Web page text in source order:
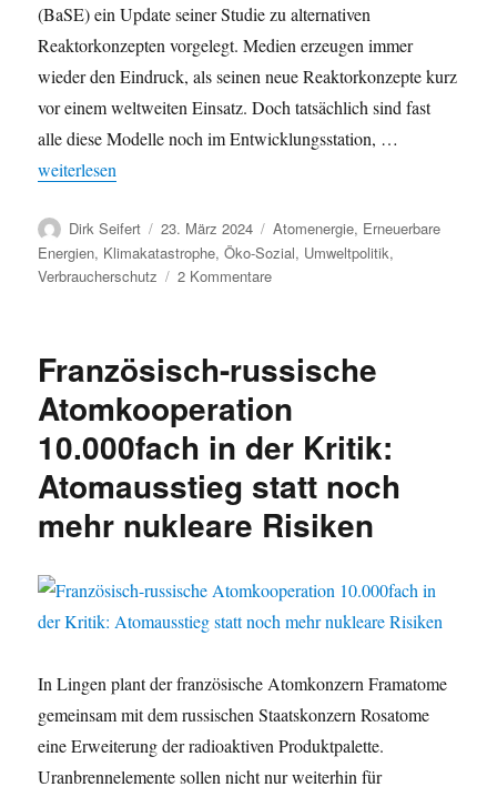
(BaSE) ein Update seiner Studie zu alternativen
Reaktorkonzepten vorgelegt. Medien erzeugen immer
wieder den Eindruck, als seinen neue Reaktorkonzepte kurz
vor einem weltweiten Einsatz. Doch tatsächlich sind fast
alle diese Modelle noch im Entwicklungsstation, …
„Atomenergie: Bundesamt legt Studie zu alternativen
weiterlesen
Autor
Dirk Seifert
Veröffentlicht
am
23. März 2024 Kategorien
Atomenergie, Erneuerbare
Energien, Klimakatastrophe,Öko-Sozial, Umweltpolitik,
Verbraucherschutz
2 Kommentarezu
Studie
alternativen
Reaktorkonzepten
vor
–
verfügbar
Hilfe
beim
Französisch-russische
Atomkooperation
10.000fach in der Kritik:
Atomausstieg statt noch
mehr nukleare Risiken
In Lingen plant der französische Atomkonzern Framatome
gemeinsam mit dem russischen Staatskonzern Rosatome
eine Erweiterung der radioaktiven Produktpalette.
Uranbrennelemente sollen nicht nur weiterhin für